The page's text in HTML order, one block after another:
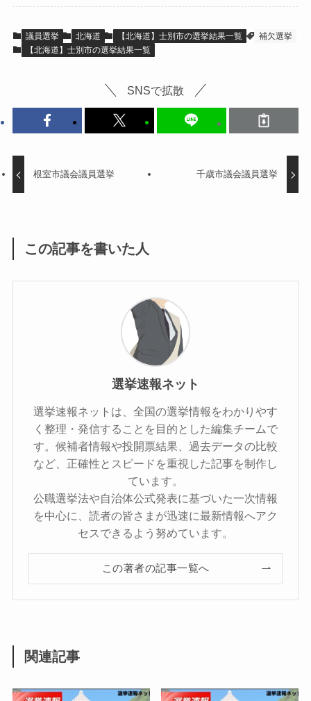
議員選挙 北海道 【北海道】士別市の選挙結果一覧
補欠選挙
【北海道】士別市の選挙結果一覧
SNSで拡散
根室市議会議員選挙 千歳市議会議員選挙
この記事を書いた人
選挙速報ネット
選挙速報ネットは、全国の選挙情報をわかりやす
く整理・発信することを目的とした編集チームで
す。候補者情報や投開票結果、過去データの比較
など、正確性とスピードを重視した記事を制作し
ています。
公職選挙法や自治体公式発表に基づいた一次情報
を中心に、読者の皆さまが迅速に最新情報へアク
セスできるよう努めています。
この著者の記事一覧へ
関連記事